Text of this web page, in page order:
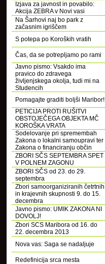
Izjava za javnost in povabilo:
Akcija ZEBRA v Novi vasi
Na Šarhovi naj bo park z
začasnim igriščem
S potepa po Koroških vratih
Čas, da se potrepljamo po rami
Javno pismo: Vsakdo ima
pravico do zdravega
življenjskega okolja, tudi mi na
Studencih
Pomagajte graditi boljši Maribor!
PETICIJA PROTI RUŠITVI
OBSTOJEČEGA OBJEKTA MČ
KOROŠKA VRATA
Sodelovanje pri spremembah
Zakona o lokalni samoupravi ter
Zakona o financiranju občin
ZBORI SČS SEPTEMBRA SPET
V POLNEM ZAGONU
ZBORI SČS od 23. do 29.
septembra
Zbori samoorganiziranih četrtnih
in krajevnih skupnosti 9. do 15.
decembra
Javno pismo: UMIK ZAKONA NI
DOVOLJ!
Zbori SCS Maribora od 16. do
22. decembra 2013
Nova vas: Saga se nadaljuje
Redefinicija srca mesta